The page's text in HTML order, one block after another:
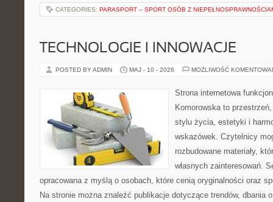
CATEGORIES: PARASPORT – SPORT OSÓB Z
TECHNOLOGIE I INNOWACJE
POSTED BY ADMIN MAJ - 10 - 2026 MOŻLIWOŚĆ
Strona internetowa
Komorowska to
stylu życia, estetyki i
wskazówek. Czytelnicy
rozbudowane materiały,
własnych zainteresowań.
opracowana z myślą o osobach, które cenią oryginalności oraz
Na stronie można znaleźć publikacje dotyczące trendów, dbania